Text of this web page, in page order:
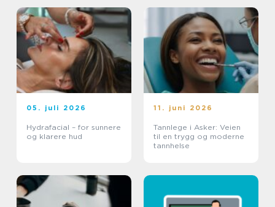
05. juli 2026
Hydrafacial – for sunnere
og klarere hud
11. juni 2026
Tannlege i Asker: Veien
til en trygg og moderne
tannhelse